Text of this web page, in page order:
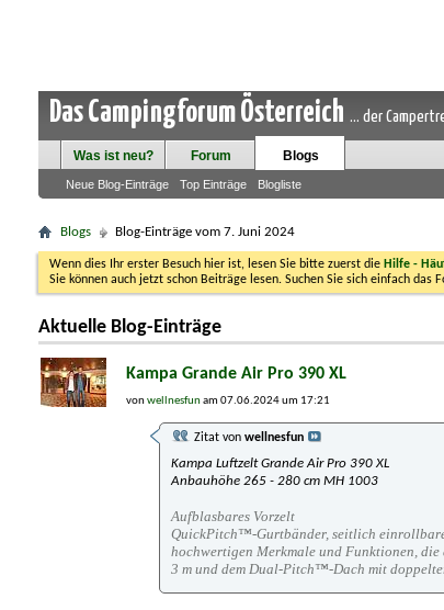
Das Campingforum Österreich ... der
Was ist neu? Forum Blogs
Neue Blog-Einträge Top Einträge Blogliste
Blogs Blog-Einträge vom 7. Juni 2024
Wenn dies Ihr erster Besuch hier ist, lesen Sie bitte zuerst die Hilfe -
Sie können auch jetzt schon Beiträge lesen. Suchen Sie sich einfach das
Aktuelle Blog-Einträge
Kampa Grande Air Pro 390 XL
vonwellnesfunam 07.06.2024 um 17:21
Zitat von wellnesfun
Kampa Luftzelt Grande Air Pro 390 XL
Anbauhöhe 265 - 280 cm MH 1003
Aufblasbares Vorzelt
QuickPitch™-Gurtbänder, seitlich
hochwertigen Merkmale und Funktionen, die
3 m und dem Dual-Pitch™-Dach mit